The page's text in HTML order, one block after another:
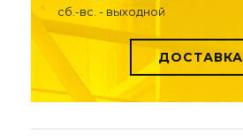
сб.-вс. - выходной
ДОСТАВКА